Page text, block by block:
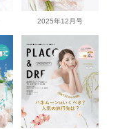
2025年12月号